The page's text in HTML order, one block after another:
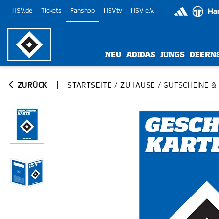
HSV.de Tickets Fanshop HSV.tv HSV e.V.
NEU ADIDAS JUNGS
ZURÜCK STARTSEITE / ZUHAUSE / GUTSCHEINE &